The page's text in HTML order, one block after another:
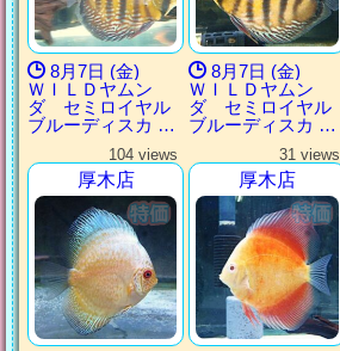
8月7日 (金)
ＷＩＬＤヤムン
ダ セミロイヤル
ブルーディスカ …
8月7日 (金)
ＷＩＬＤヤムン
ダ セミロイヤル
ブルーディスカ …
104 views
厚木店
31 views
厚木店